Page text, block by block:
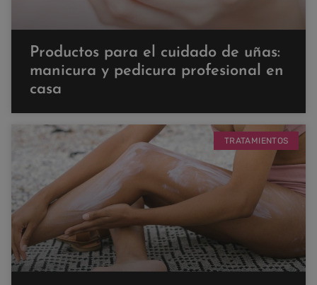
Productos para el cuidado de uñas:
manicura y pedicura profesional en
casa
TRATAMIENTOS